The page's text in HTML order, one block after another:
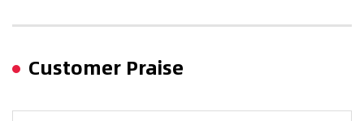
Customer Praise